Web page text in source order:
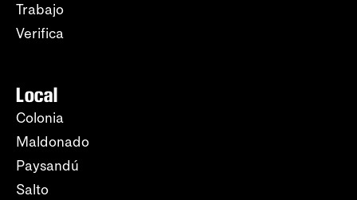
Trabajo
Verifica
Local
Colonia
Maldonado
Paysandú
Salto